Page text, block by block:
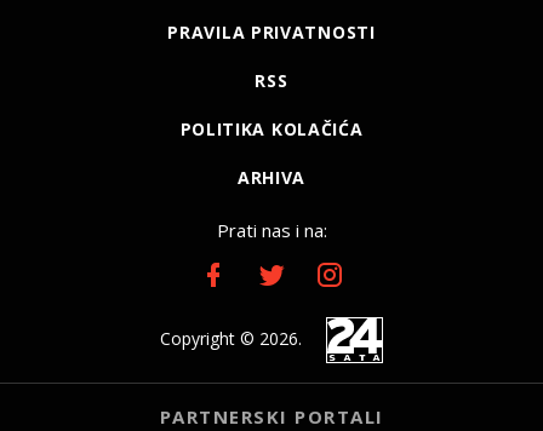
PRAVILA PRIVATNOSTI
RSS
POLITIKA KOLAČIĆA
ARHIVA
Prati nas i na:
Copyright © 2026.
PARTNERSKI PORTALI